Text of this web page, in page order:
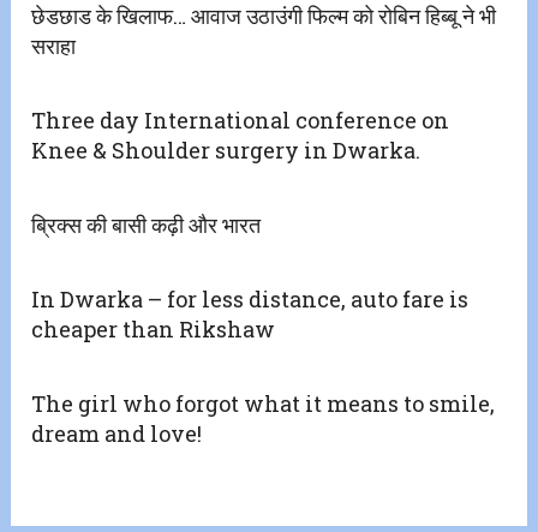
छेडछाड के खिलाफ… आवाज उठाउंगी फिल्म को रोबिन हिब्बू ने भी
सराहा
Three day International conference on
Knee & Shoulder surgery in Dwarka.
ब्रिक्स की बासी कढ़ी और भारत
In Dwarka – for less distance, auto fare is
cheaper than Rikshaw
The girl who forgot what it means to smile,
dream and love!